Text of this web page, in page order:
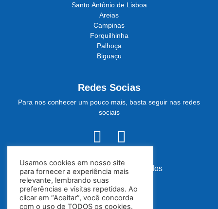
Santo Antônio de Lisboa
Areias
Campinas
Forquilhinha
Palhoça
Biguaçu
Redes Socias
Para nos conhecer um pouco mais, basta seguir nas redes
sociais
© Todos os direitos reservados
Política de Privacidade
Usamos cookies em nosso site
para fornecer a experiência mais
relevante, lembrando suas
preferências e visitas repetidas. Ao
clicar em “Aceitar”, você concorda
com o uso de TODOS os cookies.